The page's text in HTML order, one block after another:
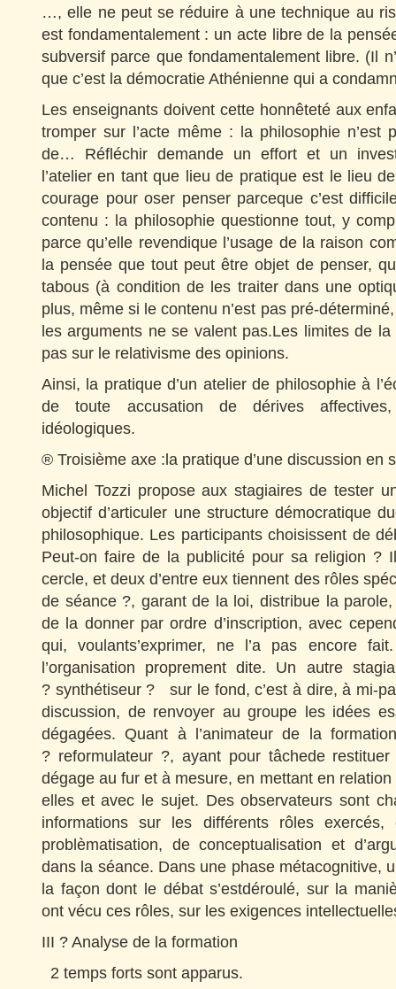
…, elle ne peut se réduire à une technique au
est fondamentalement : un acte libre de la
subversif parce que fondamentalement libre. (Il
que c’est la démocratie Athénienne qui a
Les enseignants doivent cette honnêteté aux
tromper sur l’acte même : la philosophie n’est
de… Réfléchir demande un effort et un
l’atelier en tant que lieu de pratique est le lieu
courage pour oser penser parceque c’est
contenu : la philosophie questionne tout, y
parce qu’elle revendique l’usage de la raison
la pensée que tout peut être objet de penser,
tabous (à condition de les traiter dans une
plus, même si le contenu n’est pas pré-
les arguments ne se valent pas.Les limites de
pas sur le relativisme des opinions.
Ainsi, la pratique d’un atelier de philosophie à
de toute accusation de dérives affectives,
idéologiques.
® Troisième axe :la pratique d’une discussion en
Michel Tozzi propose aux stagiaires de tester
objectif d’articuler une structure démocratique
philosophique. Les participants choisissent de
Peut-on faire de la publicité pour sa religion ?
cercle, et deux d’entre eux tiennent des rôles
de séance ?, garant de la loi, distribue la
de la donner par ordre d’inscription, avec
qui, voulants’exprimer, ne l’a pas encore
l’organisation proprement dite. Un autre
? synthétiseur ? sur le fond, c’est à dire, à mi-
discussion, de renvoyer au groupe les idées
dégagées. Quant à l’animateur de la
? reformulateur ?, ayant pour tâchede
dégage au fur et à mesure, en mettant en
elles et avec le sujet. Des observateurs sont
informations sur les différents rôles
problèmatisation, de conceptualisation et
dans la séance. Dans une phase métacognitive,
la façon dont le débat s’estdéroulé, sur la
ont vécu ces rôles, sur les exigences
III ? Analyse de la formation
2 temps forts sont apparus.